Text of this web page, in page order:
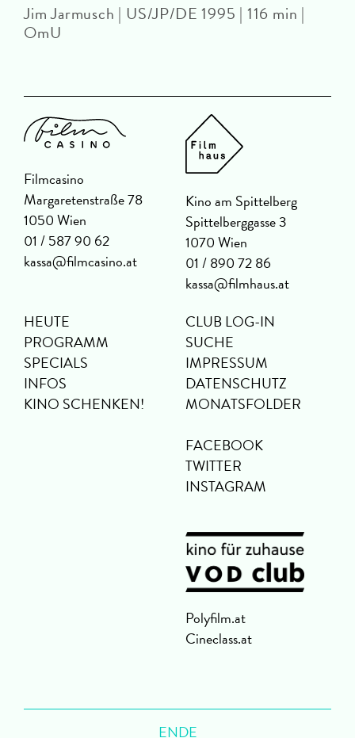
Jim Jarmusch | US/JP/DE 1995 | 116 min |
OmU
Filmcasino
Margaretenstraße 78
1050 Wien
01 / 587 90 62
kassa@filmcasino.at
Kino am Spittelberg
Spittelberggasse 3
1070 Wien
01 / 890 72 86
kassa@filmhaus.at
HEUTE
PROGRAMM
SPECIALS
INFOS
KINO SCHENKEN!
CLUB LOG-IN
SUCHE
IMPRESSUM
DATENSCHUTZ
MONATSFOLDER
FACEBOOK
TWITTER
INSTAGRAM
Polyfilm.at
Cineclass.at
ENDE